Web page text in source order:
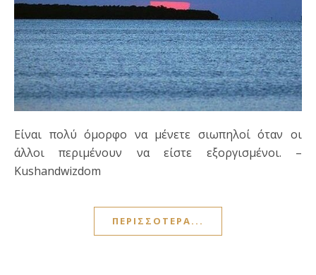
Είναι πολύ όμορφο να μένετε σιωπηλοί όταν οι
άλλοι περιμένουν να είστε εξοργισμένοι. –
Kushandwizdom
ΠΕΡΙΣΣΌΤΕΡΑ...